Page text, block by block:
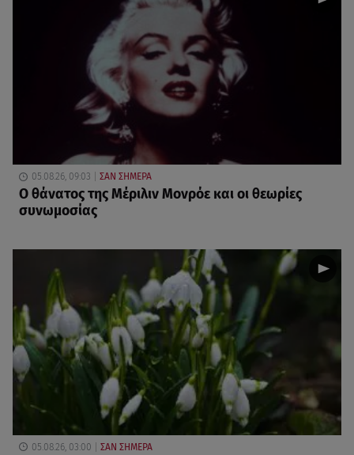
05.08.26, 09:03 ΣΑΝ ΣΗΜΕΡΑ
O θάνατος της Μέριλιν Μονρόε και οι θεωρίες
συνωμοσίας
05.08.26, 03:00 ΣΑΝ ΣΗΜΕΡΑ